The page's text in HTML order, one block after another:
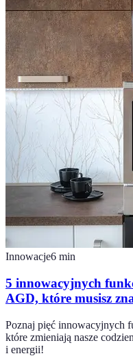
Innowacje6 min
5 innowacyjnych
AGD, które musisz
Poznaj pięć innowacyjnych
które zmieniają nasze
i energii!